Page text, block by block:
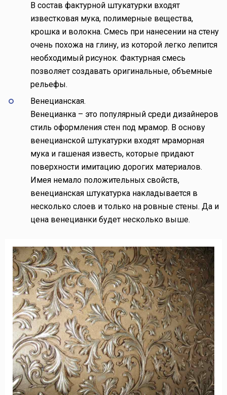
В состав фактурной штукатурки входят
известковая мука, полимерные вещества,
крошка и волокна. Смесь при нанесении на стену
очень похожа на глину, из которой легко лепится
необходимый рисунок. Фактурная смесь
позволяет создавать оригинальные, объемные
рельефы.
Венецианская.
Венецианка – это популярный среди дизайнеров
стиль оформления стен под мрамор. В основу
венецианской штукатурки входят мраморная
мука и гашеная известь, которые придают
поверхности имитацию дорогих материалов.
Имея немало положительных свойств,
венецианская штукатурка накладывается в
несколько слоев и только на ровные стены. Да и
цена венецианки будет несколько выше.